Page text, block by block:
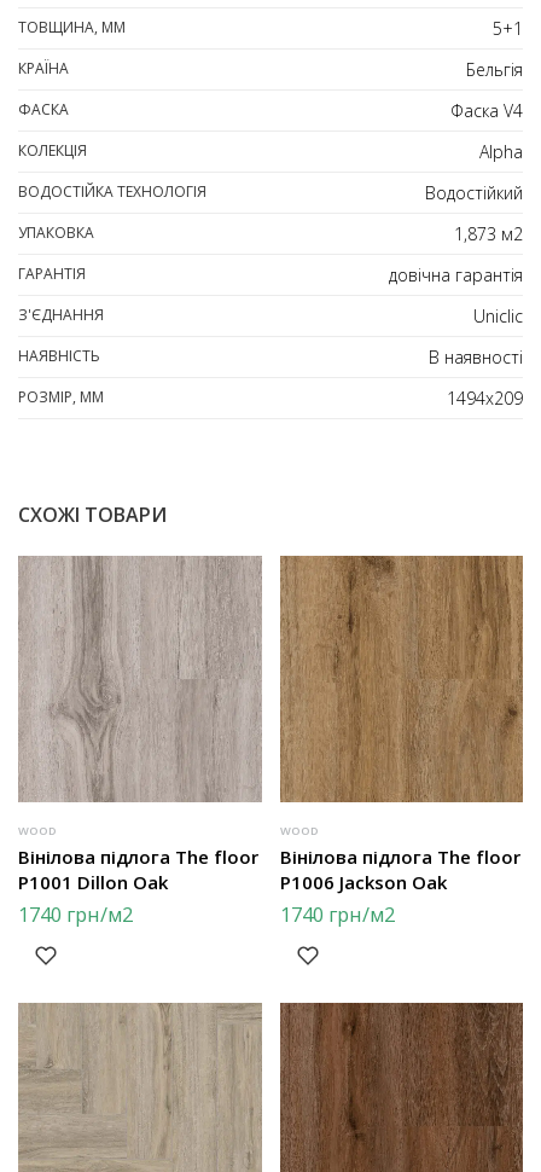
ТОВЩИНА, ММ 5+1
КРАЇНА Бельгія
ФАСКА Фаска V4
КОЛЕКЦІЯ Alpha
ВОДОСТІЙКА ТЕХНОЛОГІЯ Водостійкий
УПАКОВКА 1,873 м2
ГАРАНТІЯ довічна гарантія
З'ЄДНАННЯ Uniclic
НАЯВНІСТЬ В наявності
РОЗМІР, ММ 1494х209
СХОЖІ ТОВАРИ
WOOD
Вінілова підлога The floor
P1001 Dillon Oak
1740 грн/м2
WOOD
Вінілова підлога The floor
P1006 Jackson Oak
1740 грн/м2